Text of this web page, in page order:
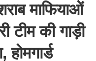
माफियाओं
टीम की गाड़ी